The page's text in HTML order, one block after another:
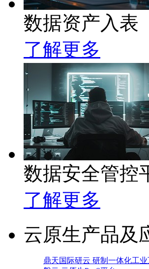
数据资产入表
了解更多
数据安全管控
了解更多
云原生产品及
鼎天国际研云 研制一体化工